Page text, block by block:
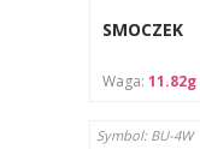
SMOCZEK
Waga: 11.82g
Symbol: BU-4W